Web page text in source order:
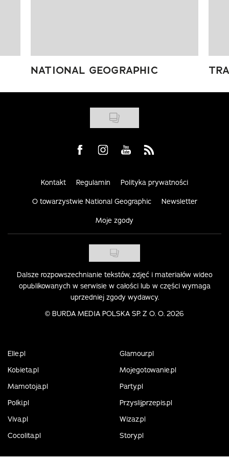
NATIONAL GEOGRAPHIC
Visit us on Facebook
Visit us on Instagram
Visit us on Youtube
Visit us on Rss
Kontakt Regulamin Polityka prywatności
O towarzystwie National Geographic Newsletter
Moje zgody
Dalsze rozpowszechnianie tekstów, zdjęć i materiałów wideo
opublikowanych w serwisie w całości lub w części wymaga
uprzedniej zgody wydawcy.
© BURDA MEDIA POLSKA SP. Z O. O. 2026
Elle.pl
Glamour.pl
Kobieta.pl
Mojegotowanie.pl
Mamotoja.pl
Party.pl
Polki.pl
Przyslijprzepis.pl
Viva.pl
Wizaz.pl
Cocolita.pl
Story.pl